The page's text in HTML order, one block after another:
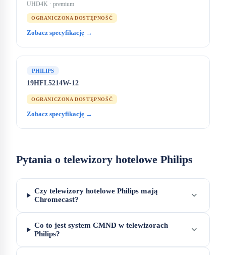
UHD4K · premium
OGRANICZONA DOSTĘPNOŚĆ
Zobacz specyfikację →
PHILIPS
19HFL5214W-12
OGRANICZONA DOSTĘPNOŚĆ
Zobacz specyfikację →
Pytania o telewizory hotelowe Philips
Czy telewizory hotelowe Philips mają
Chromecast?
expand_more
Co to jest system CMND w telewizorach
Philips?
expand_more